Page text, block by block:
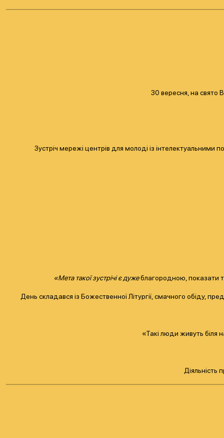
30 вересня, на свято
Зустріч мережі центрів для молоді із інтелектуальними
«Мета такої зустрічі є дужеблагородною, показати ту
День складався із Божественної Літургії, смачного обіду,
«Такі люди живуть біля
Діяльність